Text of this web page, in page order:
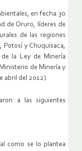
en fecha 30
de Oruro, líderes de
de las regiones
Potosí y Chuquisaca,
la Ley de Minería
de Minería y
abril del 2012).
a las siguientes
como se lo plantea